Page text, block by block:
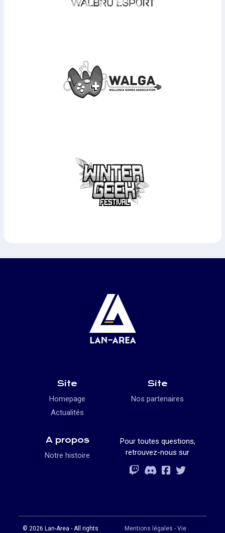
Site
Homepage
Actualités
Site
Nos partenaires
A propos
Notre histoire
Pour toutes questions,
retrouvez-nous sur
Rejoignez-
Rejoignez-
Rejoignez-
Rejoignez-
© 2026 Lan-Area - All rights
Mentions légales - Vie